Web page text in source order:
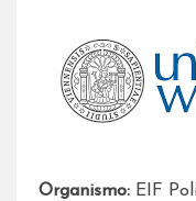
Organismo: EIF